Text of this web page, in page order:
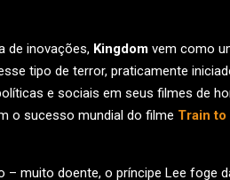
de inovações, Kingdom vem como
tipo de terror, praticamente
e sociais em seus filmes de
o sucesso mundial do filme Train to
– muito doente, o príncipe Lee foge